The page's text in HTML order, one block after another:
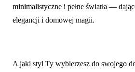
minimalistyczne i pełne światła —
elegancji i domowej magii.
A jaki styl Ty wybierzesz do swojego